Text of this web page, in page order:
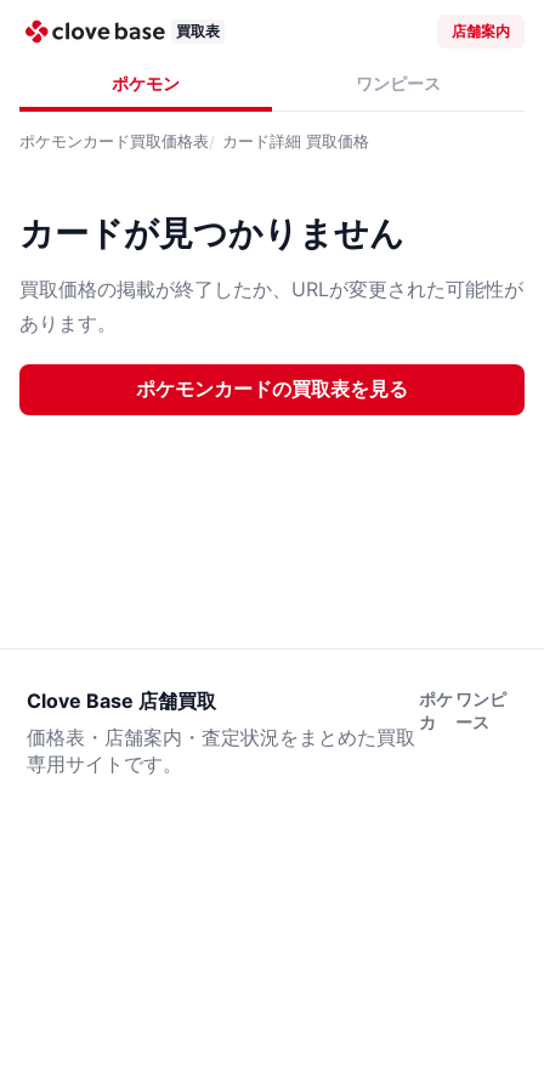
買取表 店舗案内
ポケモン ワンピース
ポケモンカード買取価格表 カード詳細 買取価格
カードが見つかりません
買取価格の掲載が終了したか、URLが変更された可能性が
あります。
ポケモンカードの買取表を見る
Clove Base 店舗買取
価格表・店舗案内・査定状況をまとめた買取
専用サイトです。
ポケ
カ
ワンピ
ース